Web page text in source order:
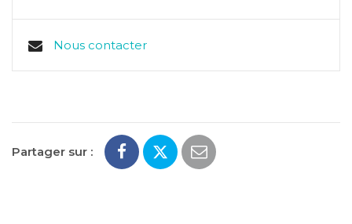
Nous contacter
Partager sur :